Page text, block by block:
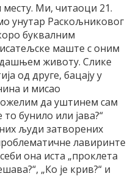
Ми, читаоци 21.
унутар Раскољниковог
буквалним
маште с оним
животу. Слике
од друге, бацају у
и мисао
да уштинем сам
то бунило или јава?“
људи затворених
лавиринте
она иста „проклета
„Ко је крив?“ и